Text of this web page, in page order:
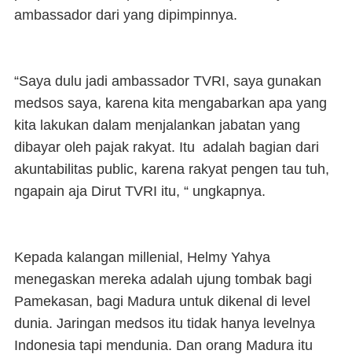
ambassador dari yang dipimpinnya.
“Saya dulu jadi ambassador TVRI, saya gunakan
medsos saya, karena kita mengabarkan apa yang
kita lakukan dalam menjalankan jabatan yang
dibayar oleh pajak rakyat. Itu adalah bagian dari
akuntabilitas public, karena rakyat pengen tau tuh,
ngapain aja Dirut TVRI itu, “ ungkapnya.
Kepada kalangan millenial, Helmy Yahya
menegaskan mereka adalah ujung tombak bagi
Pamekasan, bagi Madura untuk dikenal di level
dunia. Jaringan medsos itu tidak hanya levelnya
Indonesia tapi mendunia. Dan orang Madura itu